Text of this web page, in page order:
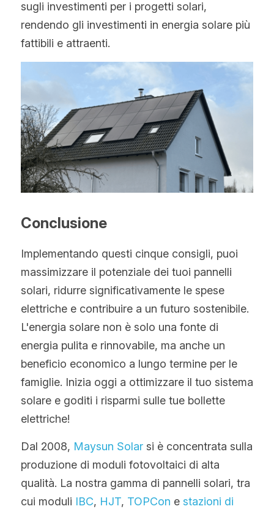
sugli investimenti per i progetti solari,
rendendo gli investimenti in energia solare più
fattibili e attraenti.
Conclusione
Implementando questi cinque consigli, puoi
massimizzare il potenziale dei tuoi pannelli
solari, ridurre significativamente le spese
elettriche e contribuire a un futuro sostenibile.
L'energia solare non è solo una fonte di
energia pulita e rinnovabile, ma anche un
beneficio economico a lungo termine per le
famiglie. Inizia oggi a ottimizzare il tuo sistema
solare e goditi i risparmi sulle tue bollette
elettriche!
Dal 2008, Maysun Solar si è concentrata sulla
produzione di moduli fotovoltaici di alta
qualità. La nostra gamma di pannelli solari, tra
cui moduli IBC, HJT, TOPCon e stazioni di